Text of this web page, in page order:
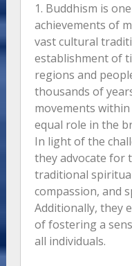
1. Buddhism is
achievements of
vast cultural
establishment of
regions and
thousands of
movements
equal role in the
In light of the
they advocate for
traditional
compassion, and
Additionally, they
of fostering a
all individuals.